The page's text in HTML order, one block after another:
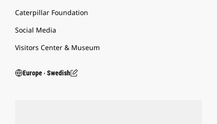
Caterpillar Foundation
Social Media
Visitors Center & Museum
Europe ‧ Swedish